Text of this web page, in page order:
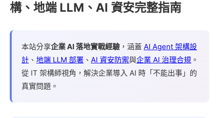
構、地端 LLM、AI 資安完整指南
本站分享企業 AI 落地實戰經驗 ，涵蓋 AI Agent 架構設
計 、 地端 LLM 部署 、 AI 資安防禦與企業 AI 治理合規 。
從 IT 架構師視角，解決企業導入 AI 時「不能出事」的
真實問題。